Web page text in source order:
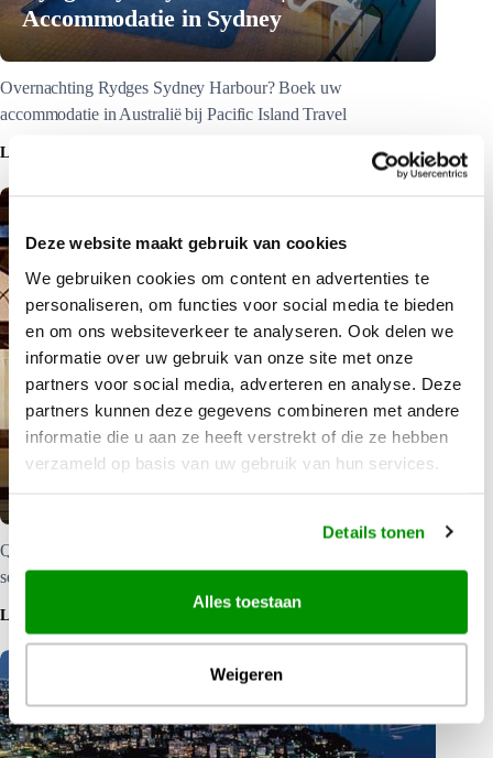
Deze website maakt gebruik van cookies
We gebruiken cookies om content en advertenties te
personaliseren, om functies voor social media te bieden
en om ons websiteverkeer te analyseren. Ook delen we
informatie over uw gebruik van onze site met onze
partners voor social media, adverteren en analyse. Deze
partners kunnen deze gegevens combineren met andere
informatie die u aan ze heeft verstrekt of die ze hebben
verzameld op basis van uw gebruik van hun services.
Details tonen
Alles toestaan
Weigeren
Accommodatie in Sydney
Overnachting Rydges Sydney Harbour? Boek uw
accommodatie in Australië bij Pacific Island Travel
LEES MEER
Radisson Blu Plaza Hotel Sydney |
Accommodatie in Sydney
Quay West Suites Sydney is een elegant hotel met uitstekende
service. Klik hier voor meer informatie.
LEES MEER